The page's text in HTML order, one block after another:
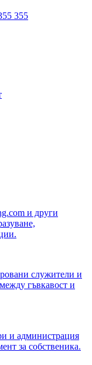
355
и други
служители и
гъвкавост и
и администрация
за собственика.